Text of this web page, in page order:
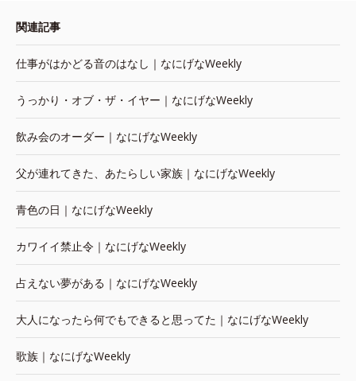
関連記事
仕事がはかどる音のはなし｜なにげなWeekly
うっかり・オブ・ザ・イヤー｜なにげなWeekly
飲み会のオーダー｜なにげなWeekly
父が連れてきた、あたらしい家族｜なにげなWeekly
青色の日｜なにげなWeekly
カワイイ禁止令｜なにげなWeekly
占えない夢がある｜なにげなWeekly
大人になったら何でもできると思ってた｜なにげなWeekly
歌族｜なにげなWeekly